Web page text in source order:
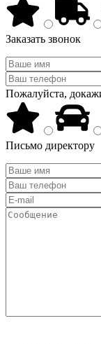
Заказать звонок
Пожалуйста,
Письмо директору